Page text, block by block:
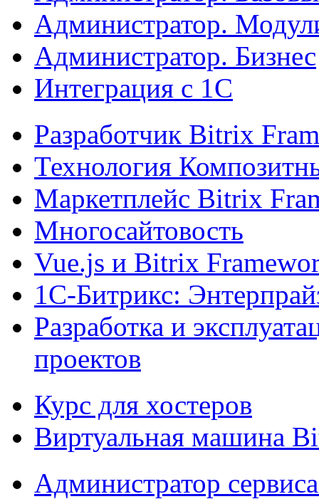
Администратор.
Администратор. Бизнес
Интеграция с 1С
Разработчик Bitrix
Технология
Маркетплейс Bitrix
Многосайтовость
Vue.js и Bitrix
1С-Битрикс:
Разработка и
проектов
Курс для хостеров
Виртуальная машина
Администратор